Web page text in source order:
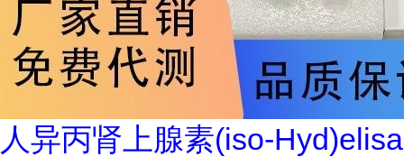
人异丙肾上腺素(iso-Hyd)elisa